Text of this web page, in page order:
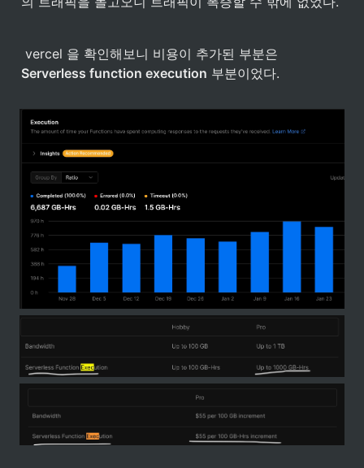
Serverless function execution 부분이었다.